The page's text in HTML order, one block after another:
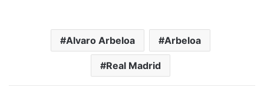
Alvaro Arbeloa Arbeloa
Real Madrid